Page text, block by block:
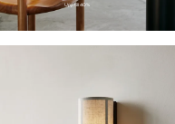
Upp till 40%